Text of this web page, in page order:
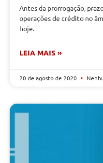
Antes da prorrogação,
operações de crédito no
hoje.
LEIA MAIS »
20 de agosto de 2020